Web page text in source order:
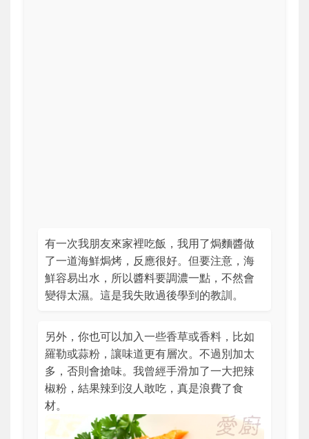
有一次我朋友來家裡吃飯，我用了焗麵醬做
了一道海鮮焗烤，反應很好。但要注意，海
鮮容易出水，所以醬料要調濃一點，不然會
變得太濕。這是我失敗過後學到的教訓。
另外，你也可以加入一些香草或香料，比如
羅勒或蒜粉，讓味道更有層次。不過別加太
多，否則會搶味。我曾經手滑加了一大把辣
椒粉，結果辣到沒人敢吃，真是浪費了食
材。